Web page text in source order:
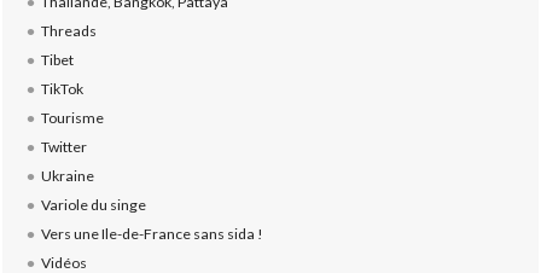
Threads
Tibet
TikTok
Tourisme
Twitter
Ukraine
Variole du singe
Vers une Ile-de-France sans sida !
Vidéos